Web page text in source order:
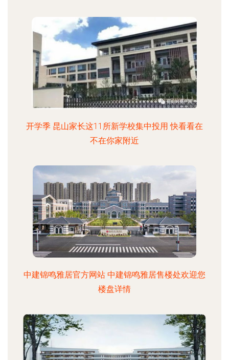
开学季 昆山家长这11所新学校集中投用 快看看在
不在你家附近
中建锦鸣雅居官方网站 中建锦鸣雅居售楼处欢迎您
楼盘详情